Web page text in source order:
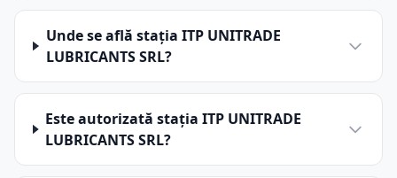
Unde se află stația ITP UNITRADE
LUBRICANTS SRL?
Este autorizată stația ITP UNITRADE
LUBRICANTS SRL?